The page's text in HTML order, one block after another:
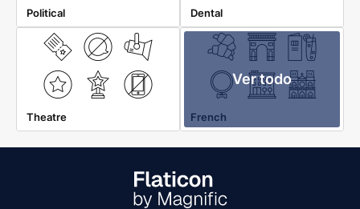
Political Dental
Theatre
Ver todo
French